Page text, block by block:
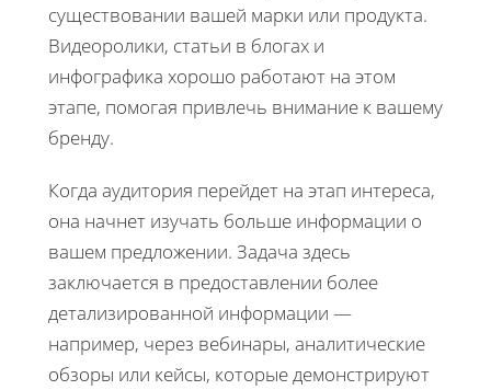
существовании вашей марки или продукта.
Видеоролики, статьи в блогах и
инфографика хорошо работают на этом
этапе, помогая привлечь внимание к вашему
бренду.
Когда аудитория перейдет на этап интереса,
она начнет изучать больше информации о
вашем предложении. Задача здесь
заключается в предоставлении более
детализированной информации —
например, через вебинары, аналитические
обзоры или кейсы, которые демонстрируют